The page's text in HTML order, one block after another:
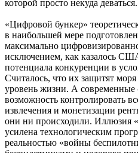
которой просто некуда деваться.
«Цифровой бункер»
в наибольшей мере
максимально
исключением, как казалось
потенциала конкуренции в
Считалось, что их защитят
уровень жизни. А современные
возможность контролировать
извлечения и монетизации
они ни происходили. Иллюзия
усилена технологическим
реальностью «войны